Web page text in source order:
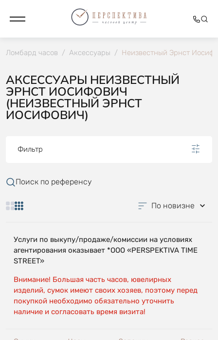
Ломбард часов / Аксессуары / Неизвестный Эрнст
АКСЕССУАРЫ НЕИЗВЕСТНЫЙ
ЭРНСТ ИОСИФОВИЧ
(НЕИЗВЕСТНЫЙ ЭРНСТ
ИОСИФОВИЧ)
Фильтр
Поиск по референсу
По новизне
Услуги по выкупу/продаже/комиссии на условиях
агентирования оказывает *OOO «PERSPEKTIVA TIME
STREET»
Внимание! Большая часть часов, ювелирных
изделий, сумок имеют своих хозяев, поэтому перед
покупкой необходимо обязательно уточнить
наличие и согласовать время визита!